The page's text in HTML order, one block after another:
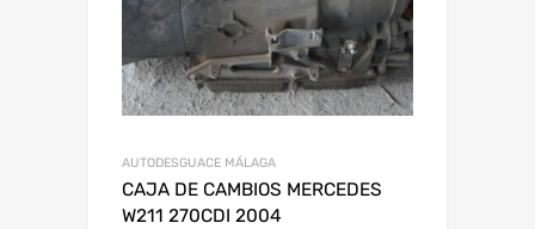
AUTODESGUACE MÁLAGA
CAJA DE CAMBIOS MERCEDES
W211 270CDI 2004